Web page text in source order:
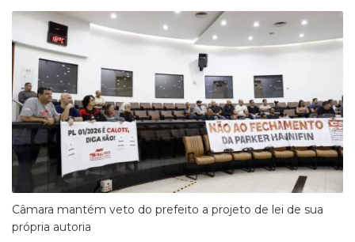
Câmara mantém veto do prefeito a projeto de lei de sua
própria autoria